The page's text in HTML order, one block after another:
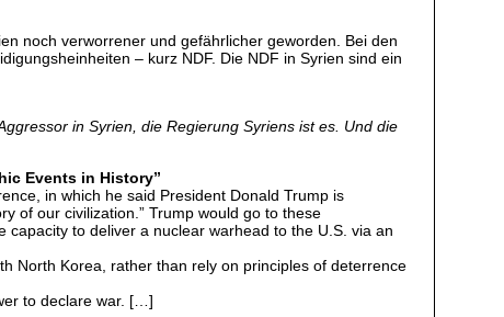
noch verworrener und gefährlicher geworden. Bei den
– kurz NDF. Die NDF in Syrien sind ein
in Syrien, die Regierung Syriens ist es. Und die
Events in History”
in which he said President Donald Trump is
of our civilization.” Trump would go to these
to deliver a nuclear warhead to the U.S. via an
North Korea, rather than rely on principles of deterrence
to declare war. […]